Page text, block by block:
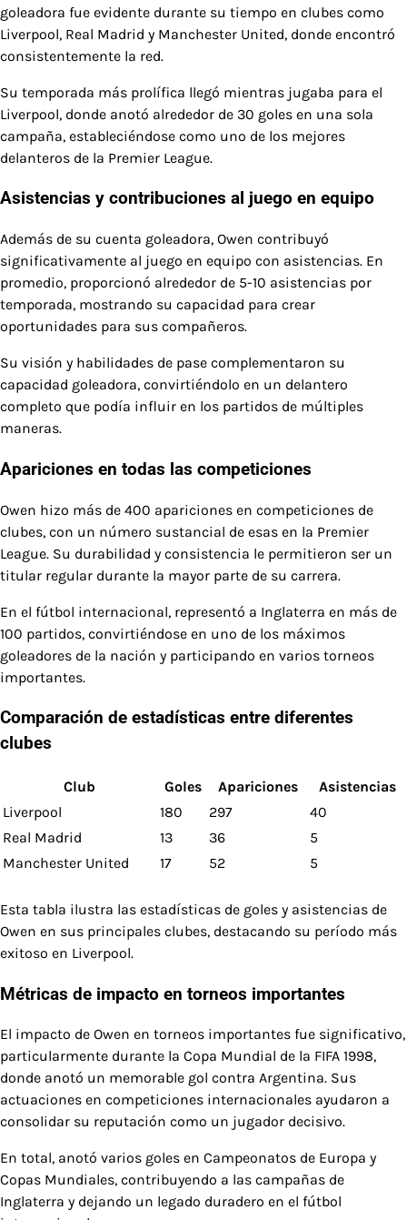
goleadora fue evidente durante su tiempo en clubes como
Liverpool, Real Madrid y Manchester United, donde encontró
consistentemente la red.
Su temporada más prolífica llegó mientras jugaba para el
Liverpool, donde anotó alrededor de 30 goles en una sola
campaña, estableciéndose como uno de los mejores
delanteros de la Premier League.
Asistencias y contribuciones al juego en equipo
Además de su cuenta goleadora, Owen contribuyó
significativamente al juego en equipo con asistencias. En
promedio, proporcionó alrededor de 5-10 asistencias por
temporada, mostrando su capacidad para crear
oportunidades para sus compañeros.
Su visión y habilidades de pase complementaron su
capacidad goleadora, convirtiéndolo en un delantero
completo que podía influir en los partidos de múltiples
maneras.
Apariciones en todas las competiciones
Owen hizo más de 400 apariciones en competiciones de
clubes, con un número sustancial de esas en la Premier
League. Su durabilidad y consistencia le permitieron ser un
titular regular durante la mayor parte de su carrera.
En el fútbol internacional, representó a Inglaterra en más de
100 partidos, convirtiéndose en uno de los máximos
goleadores de la nación y participando en varios torneos
importantes.
Comparación de estadísticas entre diferentes
clubes
Club Goles Apariciones
Asistencias
Liverpool
180 297
40
Real Madrid
13 36
5
Manchester United
17 52 5
Esta tabla ilustra las estadísticas de goles y asistencias de
Owen en sus principales clubes, destacando su período más
exitoso en Liverpool.
Métricas de impacto en torneos importantes
El impacto de Owen en torneos importantes fue significativo,
particularmente durante la Copa Mundial de la FIFA 1998,
donde anotó un memorable gol contra Argentina. Sus
actuaciones en competiciones internacionales ayudaron a
consolidar su reputación como un jugador decisivo.
En total, anotó varios goles en Campeonatos de Europa y
Copas Mundiales, contribuyendo a las campañas de
Inglaterra y dejando un legado duradero en el fútbol